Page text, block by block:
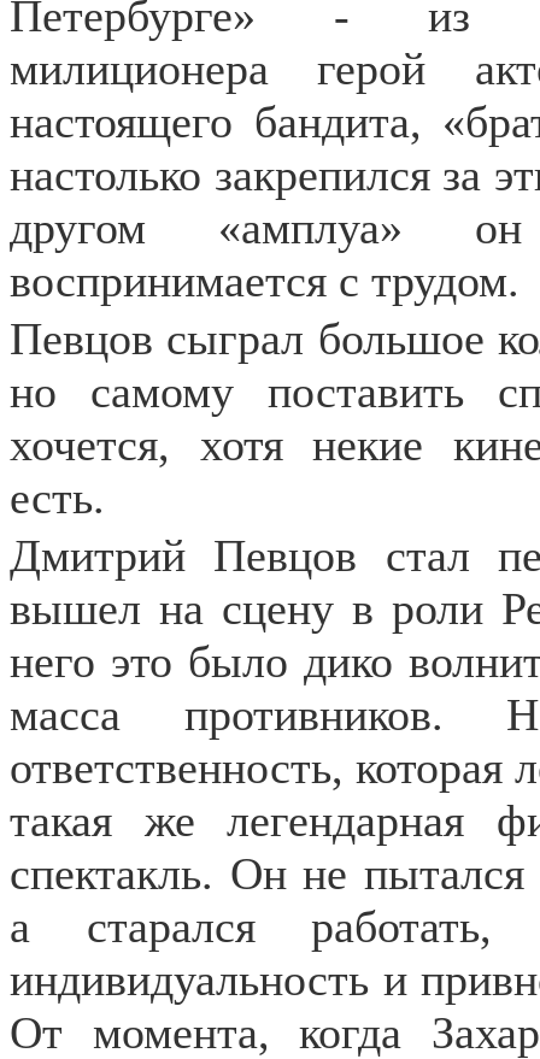
Петербурге» - из
милиционера герой
настоящего бандита,
настолько закрепился за
другом «амплуа»
воспринимается с трудом.
Певцов сыграл большое
но самому поставить
хочется, хотя некие
есть.
Дмитрий Певцов стал
вышел на сцену в роли
него это было дико
масса
ответственность,
такая же легендарная
спектакль. Он не
а старался
индивидуальность и
От момента, когда